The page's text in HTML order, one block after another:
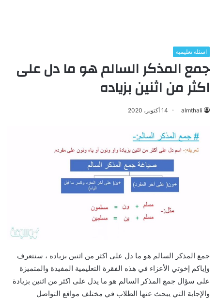
اسئلة تعليمية
جمع المذكر السالم هو ما دل على
اكثر من اثنين بزياده
almthali 14 أكتوبر، 2020
جمع المذكر السالم هو ما دل على اكثر من اثنين بزياده ، سنتعرف
وإياكم إخوتي الأعزاء في هذه الفقرة التعليمية المفيدة والمتميزة
على سؤال جمع المذكر السالم هو ما يدل على اكثر من اثنين بزيادة
والإجابة التي يبحث عنها الطلاب في مختلف مواقع التواصل